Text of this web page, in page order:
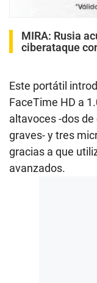
MIRA: Rusia
ciberataque
Este portátil
FaceTime HD a
altavoces -dos
graves- y tres
gracias a que
avanzados.